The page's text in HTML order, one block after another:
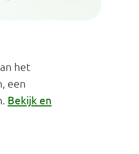
het
een
Bekijk en